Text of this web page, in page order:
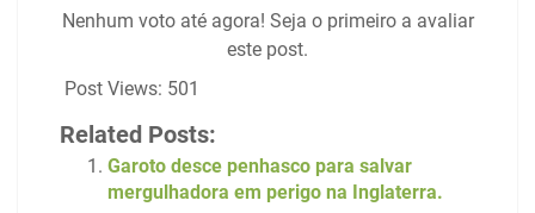
Nenhum voto até agora! Seja o primeiro a avaliar
este post.
Post Views: 501
Related Posts:
Garoto desce penhasco para salvar
mergulhadora em perigo na Inglaterra.